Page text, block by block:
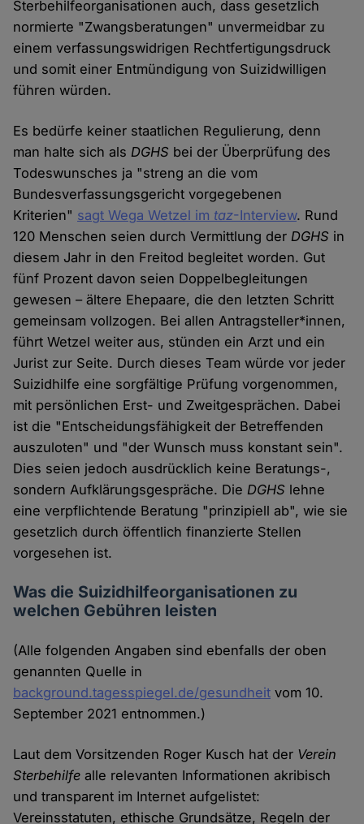
Sterbehilfeorganisationen auch, dass gesetzlich
normierte "Zwangsberatungen" unvermeidbar zu
einem verfassungswidrigen Rechtfertigungsdruck
und somit einer Entmündigung von Suizidwilligen
führen würden.
Es bedürfe keiner staatlichen Regulierung, denn
man halte sich alsDGHS bei der Überprüfung des
Todeswunsches ja "streng an die vom
Bundesverfassungsgericht vorgegebenen
Kriterien" sagt Wega Wetzel im taz-Interview. Rund
120 Menschen seien durch Vermittlung derDGHS in
diesem Jahr in den Freitod begleitet worden. Gut
fünf Prozent davon seien Doppelbegleitungen
gewesen – ältere Ehepaare, die den letzten Schritt
gemeinsam vollzogen. Bei allen Antragsteller*innen,
führt Wetzel weiter aus, stünden ein Arzt und ein
Jurist zur Seite. Durch dieses Team würde vor jeder
Suizidhilfe eine sorgfältige Prüfung vorgenommen,
mit persönlichen Erst- und Zweitgesprächen. Dabei
ist die "Entscheidungsfähigkeit der Betreffenden
auszuloten" und "der Wunsch muss konstant sein".
Dies seien jedoch ausdrücklich keine Beratungs-,
sondern Aufklärungsgespräche. DieDGHS lehne
eine verpflichtende Beratung "prinzipiell ab", wie sie
gesetzlich durch öffentlich finanzierte Stellen
vorgesehen ist.
Was die Suizidhilfeorganisationen zu
welchen Gebühren leisten
(Alle folgenden Angaben sind ebenfalls der oben
genannten Quelle in
background.tagesspiegel.de/gesundheit vom 10.
September 2021 entnommen.)
Laut dem Vorsitzenden Roger Kusch hat der Verein
Sterbehilfe alle relevanten Informationen akribisch
und transparent im Internet aufgelistet:
Vereinsstatuten, ethische Grundsätze, Regeln der